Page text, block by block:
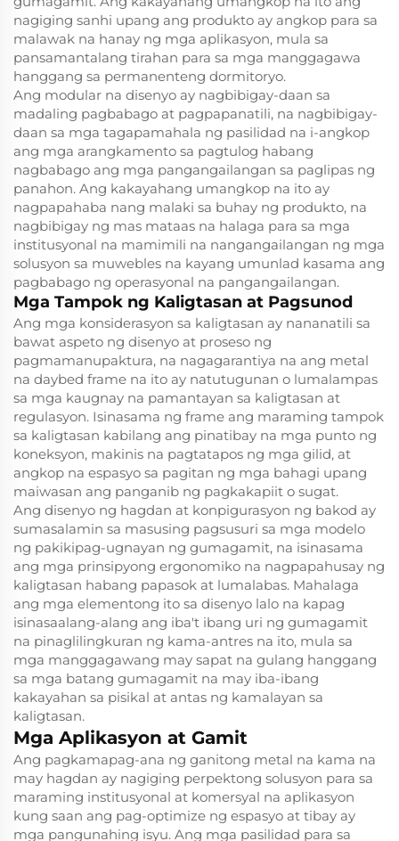
nagiging sanhi upang ang produkto ay angkop para sa
malawak na hanay ng mga aplikasyon, mula sa
pansamantalang tirahan para sa mga manggagawa
hanggang sa permanenteng dormitoryo.
Ang modular na disenyo ay nagbibigay-daan sa
madaling pagbabago at pagpapanatili, na nagbibigay-
daan sa mga tagapamahala ng pasilidad na i-angkop
ang mga arangkamento sa pagtulog habang
nagbabago ang mga pangangailangan sa paglipas ng
panahon. Ang kakayahang umangkop na ito ay
nagpapahaba nang malaki sa buhay ng produkto, na
nagbibigay ng mas mataas na halaga para sa mga
institusyonal na mamimili na nangangailangan ng mga
solusyon sa muwebles na kayang umunlad kasama ang
pagbabago ng operasyonal na pangangailangan.
Mga Tampok ng Kaligtasan at Pagsunod
Ang mga konsiderasyon sa kaligtasan ay nananatili sa
bawat aspeto ng disenyo at proseso ng
pagmamanupaktura, na nagagarantiya na ang metal
na daybed frame na ito ay natutugunan o lumalampas
sa mga kaugnay na pamantayan sa kaligtasan at
regulasyon. Isinasama ng frame ang maraming tampok
sa kaligtasan kabilang ang pinatibay na mga punto ng
koneksyon, makinis na pagtatapos ng mga gilid, at
angkop na espasyo sa pagitan ng mga bahagi upang
maiwasan ang panganib ng pagkakapiit o sugat.
Ang disenyo ng hagdan at konpigurasyon ng bakod ay
sumasalamin sa masusing pagsusuri sa mga modelo
ng pakikipag-ugnayan ng gumagamit, na isinasama
ang mga prinsipyong ergonomiko na nagpapahusay ng
kaligtasan habang papasok at lumalabas. Mahalaga
ang mga elementong ito sa disenyo lalo na kapag
isinasaalang-alang ang iba't ibang uri ng gumagamit
na pinaglilingkuran ng kama-antres na ito, mula sa
mga manggagawang may sapat na gulang hanggang
sa mga batang gumagamit na may iba-ibang
kakayahan sa pisikal at antas ng kamalayan sa
kaligtasan.
Mga Aplikasyon at Gamit
Ang pagkamapag-ana ng ganitong metal na kama na
may hagdan ay nagiging perpektong solusyon para sa
maraming institusyonal at komersyal na aplikasyon
kung saan ang pag-optimize ng espasyo at tibay ay
mga pangunahing isyu. Ang mga pasilidad para sa